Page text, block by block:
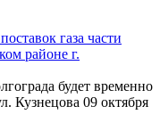
газа части
районе г.
будет временно
Кузнецова 09 октября